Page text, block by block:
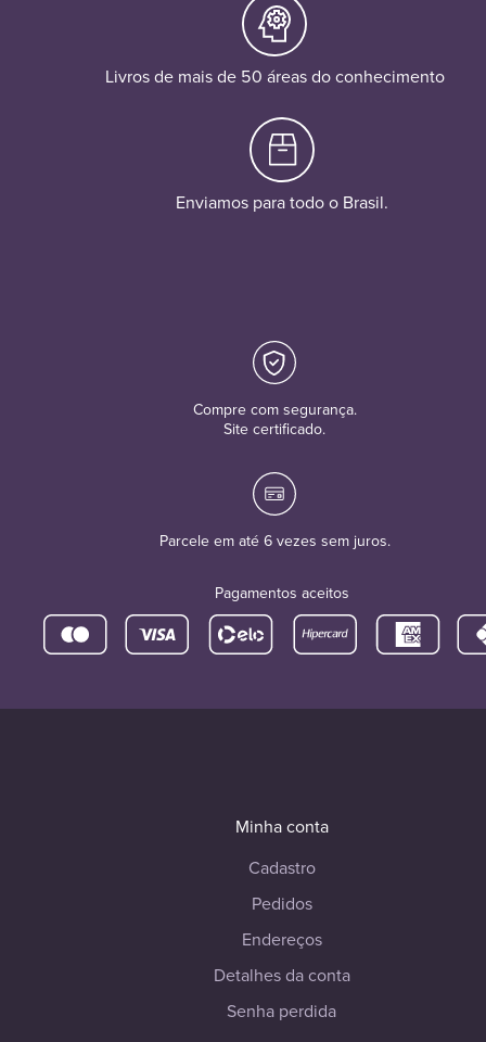
Livros de mais de 50 áreas do conhecimento
Enviamos para todo o Brasil.
Compre com segurança.
Site certificado.
Parcele em até 6 vezes sem juros.
Pagamentos aceitos
Minha conta
Cadastro
Pedidos
Endereços
Detalhes da conta
Senha perdida